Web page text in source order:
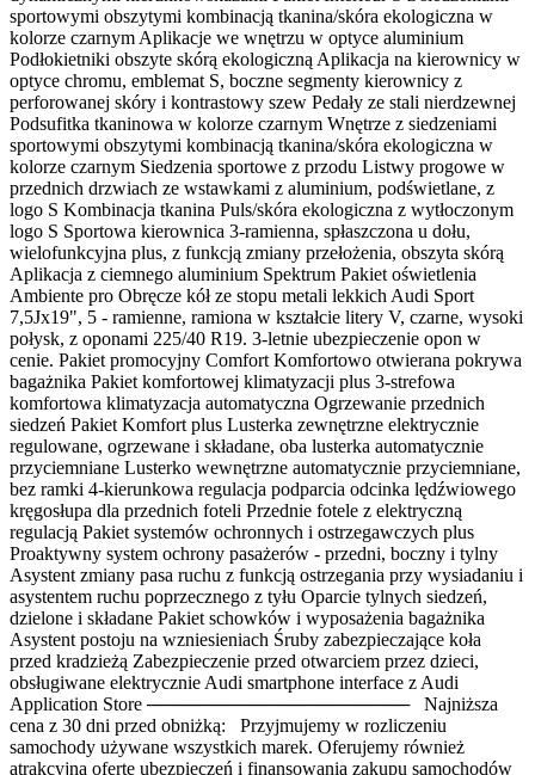
sportowymi obszytymi kombinacją tkanina/skóra ekologiczna w
kolorze czarnym Aplikacje we wnętrzu w optyce aluminium
Podłokietniki obszyte skórą ekologiczną Aplikacja na kierownicy w
optyce chromu, emblemat S, boczne segmenty kierownicy z
perforowanej skóry i kontrastowy szew Pedały ze stali nierdzewnej
Podsufitka tkaninowa w kolorze czarnym Wnętrze z siedzeniami
sportowymi obszytymi kombinacją tkanina/skóra ekologiczna w
kolorze czarnym Siedzenia sportowe z przodu Listwy progowe w
przednich drzwiach ze wstawkami z aluminium, podświetlane, z
logo S Kombinacja tkanina Puls/skóra ekologiczna z wytłoczonym
logo S Sportowa kierownica 3-ramienna, spłaszczona u dołu,
wielofunkcyjna plus, z funkcją zmiany przełożenia, obszyta skórą
Aplikacja z ciemnego aluminium Spektrum Pakiet oświetlenia
Ambiente pro Obręcze kół ze stopu metali lekkich Audi Sport
7,5Jx19", 5 - ramienne, ramiona w kształcie litery V, czarne, wysoki
połysk, z oponami 225/40 R19. 3-letnie ubezpieczenie opon w
cenie. Pakiet promocyjny Comfort Komfortowo otwierana pokrywa
bagażnika Pakiet komfortowej klimatyzacji plus 3-strefowa
komfortowa klimatyzacja automatyczna Ogrzewanie przednich
siedzeń Pakiet Komfort plus Lusterka zewnętrzne elektrycznie
regulowane, ogrzewane i składane, oba lusterka automatycznie
przyciemniane Lusterko wewnętrzne automatycznie przyciemniane,
bez ramki 4-kierunkowa regulacja podparcia odcinka lędźwiowego
kręgosłupa dla przednich foteli Przednie fotele z elektryczną
regulacją Pakiet systemów ochronnych i ostrzegawczych plus
Proaktywny system ochrony pasażerów - przedni, boczny i tylny
Asystent zmiany pasa ruchu z funkcją ostrzegania przy wysiadaniu i
asystentem ruchu poprzecznego z tyłu Oparcie tylnych siedzeń,
dzielone i składane Pakiet schowków i wyposażenia bagażnika
Asystent postoju na wzniesieniach Śruby zabezpieczające koła
przed kradzieżą Zabezpieczenie przed otwarciem przez dzieci,
obsługiwane elektrycznie Audi smartphone interface z Audi
Application Store ──────────────────── Najniższa
cena z 30 dni przed obniżką: Przyjmujemy w rozliczeniu
samochody używane wszystkich marek. Oferujemy również
atrakcyjną ofertę ubezpieczeń i finansowania zakupu samochodów